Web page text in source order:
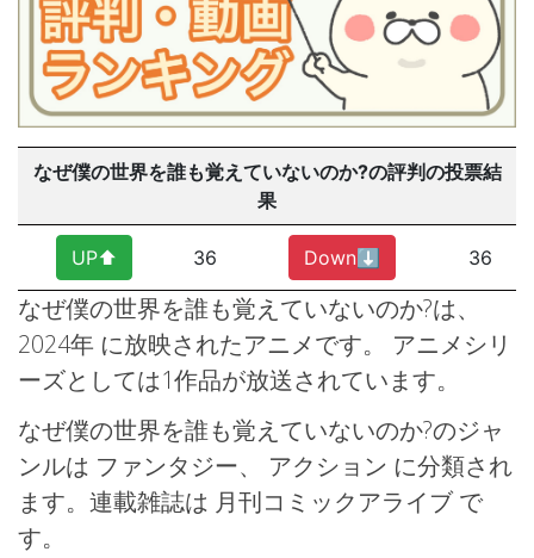
なぜ僕の世界を誰も覚えていないのか?の評判の投票結
果
UP⬆︎ 36 Down⬇︎ 36
なぜ僕の世界を誰も覚えていないのか?は、
2024年 に放映されたアニメです。 アニメシリ
ーズとしては1作品が放送されています。
なぜ僕の世界を誰も覚えていないのか?のジャ
ンルは ファンタジー、 アクション に分類され
ます。連載雑誌は 月刊コミックアライブで
す。